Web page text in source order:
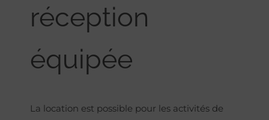
réception
équipée
La location est possible pour les activités de